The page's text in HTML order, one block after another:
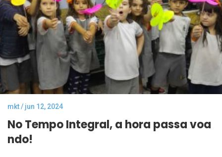
mkt / jun 12, 2024
No Tempo Integral, a hora passa voa
ndo!